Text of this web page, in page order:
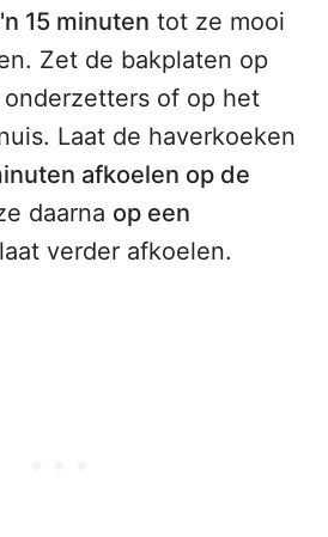
15 minuten tot ze mooi
Zet de bakplaten op
of op het
Laat de haverkoeken
afkoelen op de
daarna op een
verder afkoelen.